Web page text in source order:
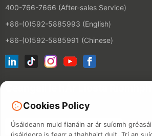
400-766-7666 (After-sales Service)
+86-(0)592-5885993 (English)
+86-(0)592-5885991 (Chinese)
Cookies Policy
Úsáideann muid fianáin ar ár suíomh